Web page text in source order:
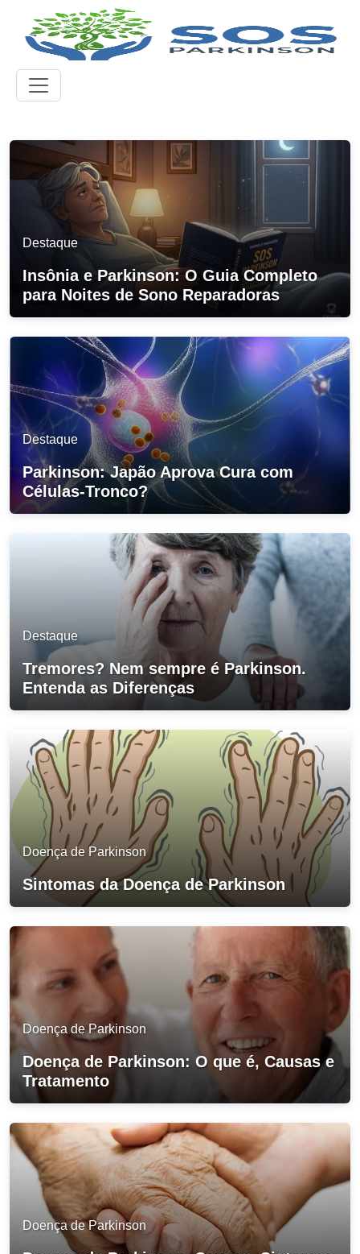
Destaque
Insônia e Parkinson: O Guia Completo
para Noites de Sono Reparadoras
Destaque
Parkinson: Japão Aprova Cura com
Células-Tronco?
Destaque
Tremores? Nem sempre é Parkinson.
Entenda as Diferenças
Doença de Parkinson
Sintomas da Doença de Parkinson
Doença de Parkinson
Doença de Parkinson: O que é, Causas e
Tratamento
Doença de Parkinson